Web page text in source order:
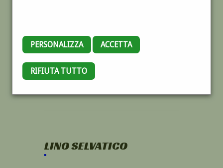
PERSONALIZZA ACCETTA
RIFIUTA TUTTO
LINO SELVATICO